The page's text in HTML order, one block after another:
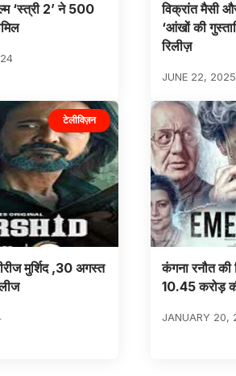
‘स्त्री 2’ ने 500
विक्रांत मैसी
‘आंखों की
रिलीज़
JUNE 22, 2025
टेलीविज़न
मुर्शिद ,30 अगस्त
कंगना रनौत
10.45 करोड़
JANUARY 20,